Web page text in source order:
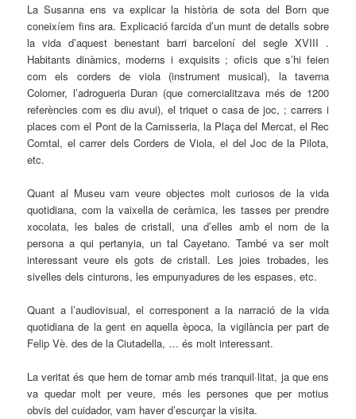
La Susanna ens va explicar la història de sota del Born que
coneixíem fins ara. Explicació farcida d’un munt de detalls sobre
la vida d’aquest benestant barri barceloní del segle XVIII .
Habitants dinàmics, moderns i exquisits ; oficis que s’hi feien
com els corders de viola (instrument musical), la taverna
Colomer, l’adrogueria Duran (que comercialitzava més de 1200
referències com es diu avui), el triquet o casa de joc, ; carrers i
places com el Pont de la Carnisseria, la Plaça del Mercat, el Rec
Comtal, el carrer dels Corders de Viola, el del Joc de la Pilota,
etc.
Quant al Museu vam veure objectes molt curiosos de la vida
quotidiana, com la vaixella de ceràmica, les tasses per prendre
xocolata, les bales de cristall, una d’elles amb el nom de la
persona a qui pertanyia, un tal Cayetano. També va ser molt
interessant veure els gots de cristall. Les joies trobades, les
sivelles dels cinturons, les empunyadures de les espases, etc.
Quant a l’audiovisual, el corresponent a la narració de la vida
quotidiana de la gent en aquella època, la vigilància per part de
Felip Vè. des de la Ciutadella, … és molt interessant.
La veritat és que hem de tornar amb més tranquil·litat, ja que ens
va quedar molt per veure, més les persones que per motius
obvis del cuidador, vam haver d’escurçar la visita.